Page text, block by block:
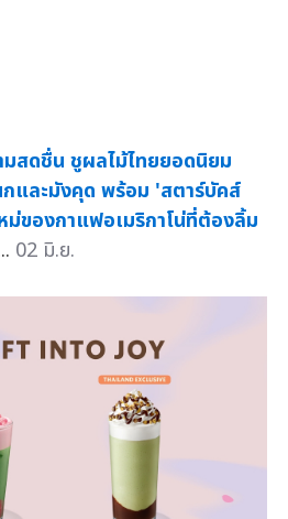
มสดชื่น ชูผลไม้ไทยยอดนิยม
กและมังคุด พร้อม 'สตาร์บัคส์
ม่ของกาแฟอเมริกาโน่ที่ต้องลิ้ม
02 มิ.ย.